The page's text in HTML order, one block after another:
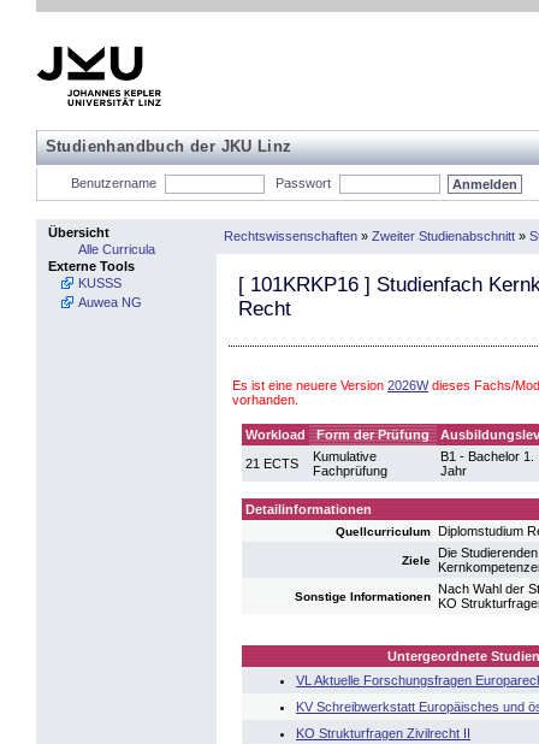
Studienhandbuch der JKU Linz
Benutzername Passwort
Übersicht
Alle Curricula
Externe Tools
KUSSS
Auwea NG
Rechtswissenschaften » Zweiter Studienabschnitt »
[ 101KRKP16 ] Studienfach
Recht
Es ist eine neuere Version 2026Wdieses Fachs/
vorhanden.
Workload Form der Prüfung
21 ECTS
Kumulative
Fachprüfung
B1 - Bachelor 1.
Jahr
Detailinformationen
Quellcurriculum Diplomstudium
Ziele
Die
Sonstige Informationen
Nach Wahl der
KO
Untergeordnete
VL Aktuelle Forschungsfragen
KV Schreibwerkstatt Europäisches und
KO Strukturfragen Zivilrecht II